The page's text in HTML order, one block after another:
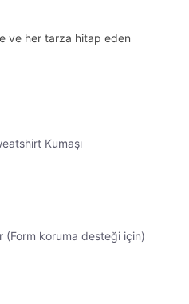
ve her tarza hitap eden
Kumaşı
(Form koruma desteği için)